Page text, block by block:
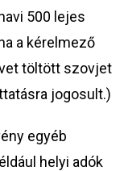
500 lejes
a kérelmező
töltött szovjet
jogosult.)
egyéb
helyi adók